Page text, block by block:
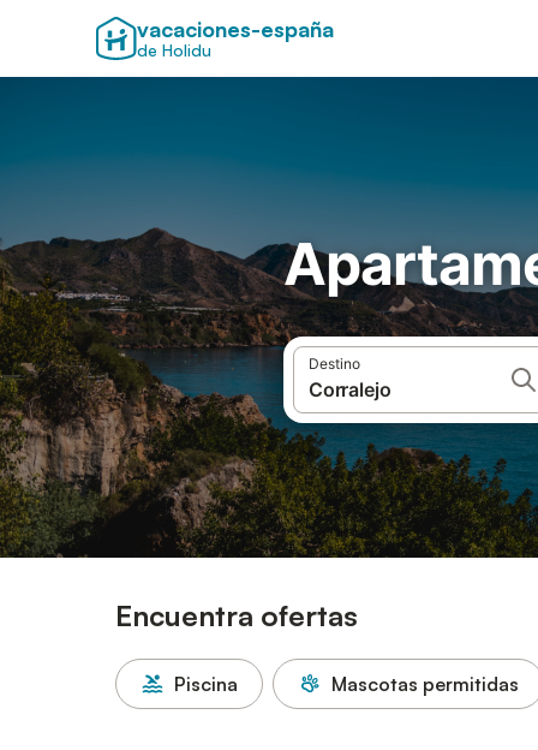
vacaciones-españa
de Holidu
Destino
Encuentra ofertas
Piscina Mascotas permitidas